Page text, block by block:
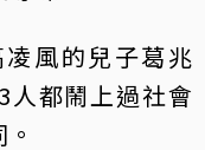
風的兒子葛兆
人都鬧上過社會